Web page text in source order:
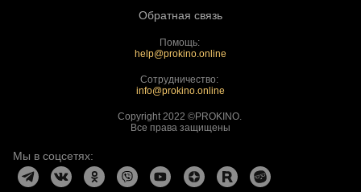
Обратная связь
Помощь:
help@prokino.online
Сотрудничество:
info@prokino.online
Copyright 2022 ©PROKINO.
Все права защищены
Мы в соцсетях: